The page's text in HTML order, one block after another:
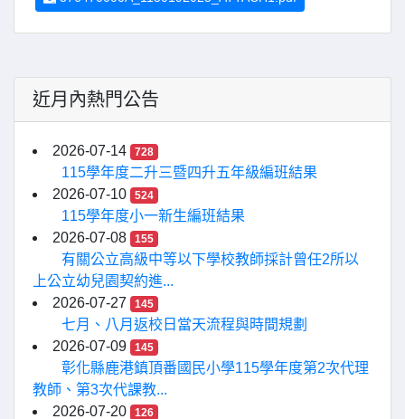
近月內熱門公告
2026-07-14 728
115學年度二升三暨四升五年級編班結果
2026-07-10
524
115學年度小一新生編班結果
2026-07-08
155
有關公立高級中等以下學校教師採計曾任2所以
上公立幼兒園契約進...
2026-07-27
145
七月、八月返校日當天流程與時間規劃
2026-07-09
145
彰化縣鹿港鎮頂番國民小學115學年度第2次代理
教師、第3次代課教...
2026-07-20
126